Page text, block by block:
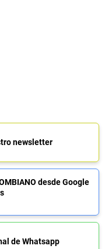
newsletter
desde Google
de Whatsapp